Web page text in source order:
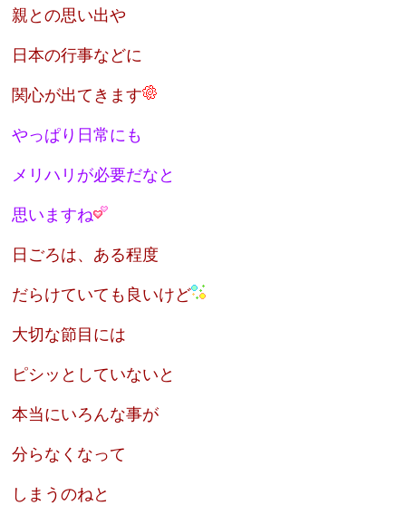
親との思い出や
日本の行事などに
関心が出てきます
やっぱり日常にも
メリハリが必要だなと
思いますね
日ごろは、 ある程度
だらけていても良いけど
大切な節目には
ピシッとしていないと
本当にいろんな事が
分らなくなって
しまうのねと